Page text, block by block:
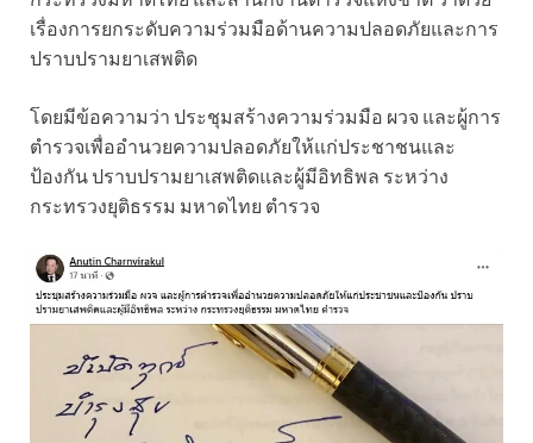
เรื่องการยกระดับความร่วมมือด้านความปลอดภัยและการ
ปราบปรามยาเสพติด
โดยมีข้อความว่า ประชุมสร้างความร่วมมือ ผวจ และผู้การ
ตำรวจเพื่ออำนวยความปลอดภัยให้แก่ประชาชนและ
ป้องกัน ปราบปรามยาเสพติดและผู้มีอิทธิพล ระหว่าง
กระทรวงยุติธรรม มหาดไทย ตำรวจ